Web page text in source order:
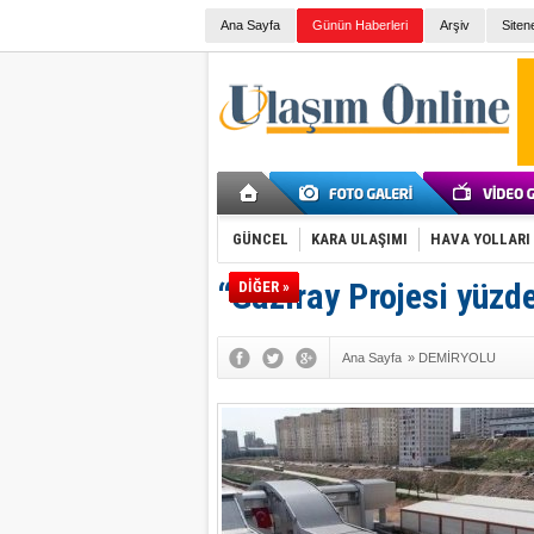
Ana Sayfa Günün Haberleri Arşiv
GÜNCEL KARA ULAŞIMI HAVA YOLLARI
DİĞER »
“Gaziray Projesi
Ana Sayfa » DEMİRYOLU